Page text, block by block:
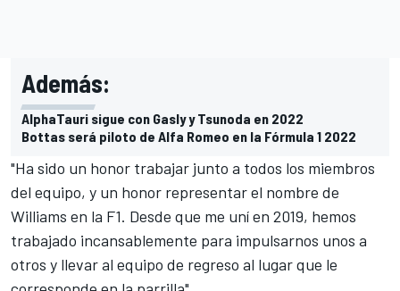
Además:
AlphaTauri sigue con Gasly y Tsunoda en 2022
Bottas será piloto de Alfa Romeo en la Fórmula 1 2022
"Ha sido un honor trabajar junto a todos los miembros
del equipo, y un honor representar el nombre de
Williams en la F1. Desde que me uní en 2019, hemos
trabajado incansablemente para impulsarnos unos a
otros y llevar al equipo de regreso al lugar que le